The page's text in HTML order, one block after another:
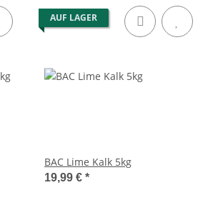
AUF LAGER
BAC Lime Kalk 5kg
19,99 € *